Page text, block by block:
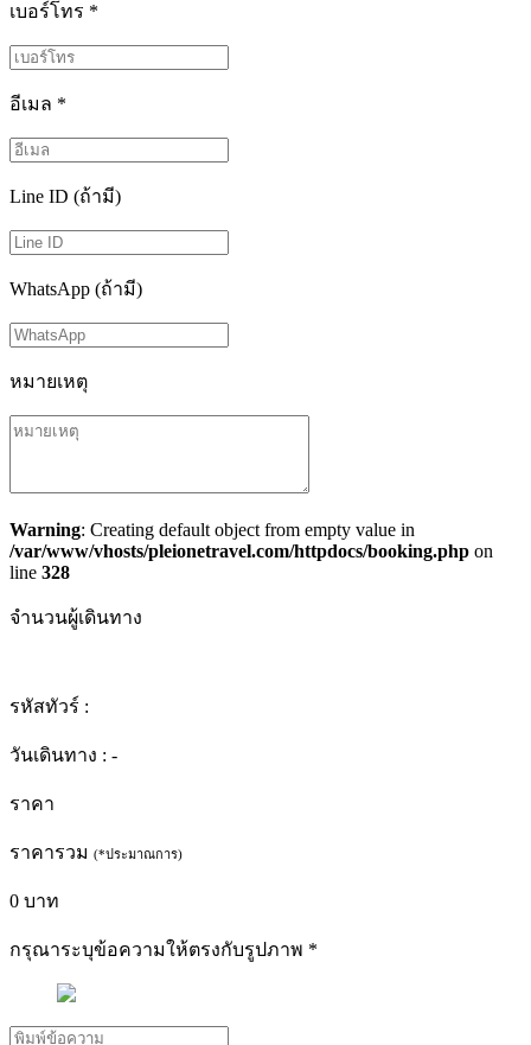
เบอร์โทร *
อีเมล *
Line ID (ถ้ามี)
WhatsApp (ถ้ามี)
หมายเหตุ
Warning: Creating default object from empty value in
/var/www/vhosts/pleionetravel.com/httpdocs/booking.php on
line 328
จำนวนผู้เดินทาง
รหัสทัวร์ :
วันเดินทาง : -
ราคา
ราคารวม (*ประมาณการ)
0 บาท
กรุณาระบุข้อความให้ตรงกับรูปภาพ *